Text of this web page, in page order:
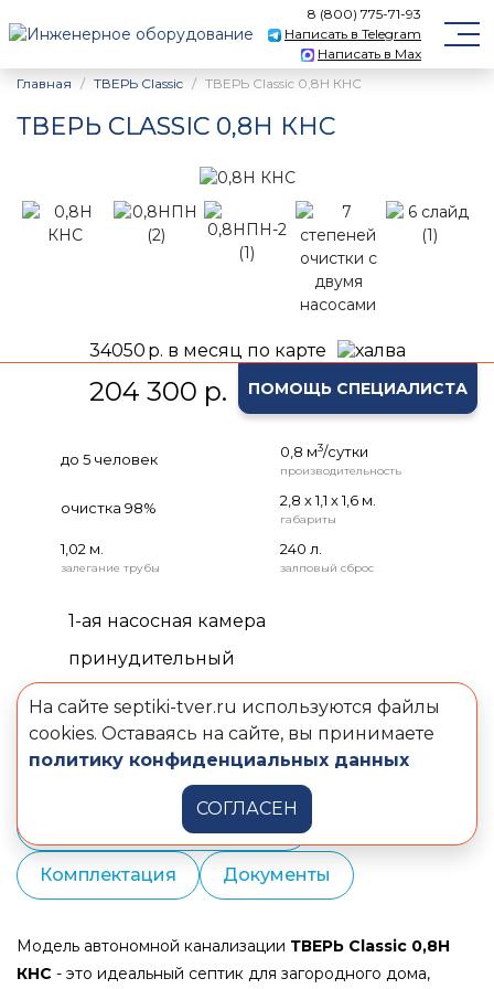
8 (800) 775-71-93
Написать в Telegram
Написать в Max
Главная
ТВЕРЬ Classic ТВЕРЬ Classic 0,8Н КНС
ТВЕРЬ CLASSIC 0,8Н КНС
34050 р. в месяц по карте
204 300 р. ПОМОЩЬ СПЕЦИАЛИСТА
до 5 человек 0,8 м3/сутки
производительность
очистка 98% 2,8 х 1,1 х 1,6 м.
габариты
1,02 м.
залегание трубы
240 л.
залповый сброс
1-ая насосная камера
принудительный
Описание Преимущества
Сервисное обслуживание
Комплектация Документы
Модель автономной канализации ТВЕРЬ Classic 0,8Н
КНС - это идеальный септик для загородного дома,
На сайте septiki-tver.ru используются файлы
cookies. Оставаясь на сайте, вы принимаете
политику конфиденциальных данных
СОГЛАСЕН